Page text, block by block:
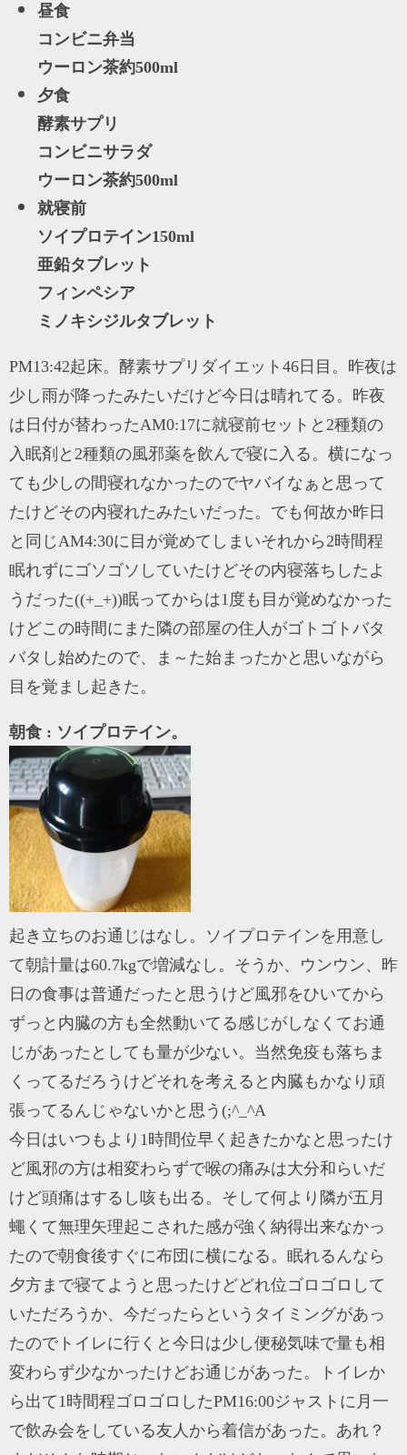
昼食
コンビニ弁当
ウーロン茶約500ml
夕食
酵素サプリ
コンビニサラダ
ウーロン茶約500ml
就寝前
ソイプロテイン150ml
亜鉛タブレット
フィンペシア
ミノキシジルタブレット
PM13:42起床。酵素サプリダイエット46日目。昨夜は
少し雨が降ったみたいだけど今日は晴れてる。昨夜
は日付が替わったAM0:17に就寝前セットと2種類の
入眠剤と2種類の風邪薬を飲んで寝に入る。横になっ
ても少しの間寝れなかったのでヤバイなぁと思って
たけどその内寝れたみたいだった。でも何故か昨日
と同じAM4:30に目が覚めてしまいそれから2時間程
眠れずにゴソゴソしていたけどその内寝落ちしたよ
うだった((+_+))眠ってからは1度も目が覚めなかった
けどこの時間にまた隣の部屋の住人がゴトゴトバタ
バタし始めたので、ま～た始まったかと思いながら
目を覚まし起きた。
朝食 : ソイプロテイン。
起き立ちのお通じはなし。ソイプロテインを用意し
て朝計量は60.7kgで増減なし。そうか、ウンウン、昨
日の食事は普通だったと思うけど風邪をひいてから
ずっと内臓の方も全然動いてる感じがしなくてお通
じがあったとしても量が少ない。当然免疫も落ちま
くってるだろうけどそれを考えると内臓もかなり頑
張ってるんじゃないかと思う(;^_^A
今日はいつもより1時間位早く起きたかなと思ったけ
ど風邪の方は相変わらずで喉の痛みは大分和らいだ
けど頭痛はするし咳も出る。そして何より隣が五月
蠅くて無理矢理起こされた感が強く納得出来なかっ
たので朝食後すぐに布団に横になる。眠れるんなら
夕方まで寝てようと思ったけどどれ位ゴロゴロして
いただろうか、今だったらというタイミングがあっ
たのでトイレに行くと今日は少し便秘気味で量も相
変わらず少なかったけどお通じがあった。トイレか
ら出て1時間程ゴロゴロしたPM16:00ジャストに月一
で飲み会をしている友人から着信があった。あれ？